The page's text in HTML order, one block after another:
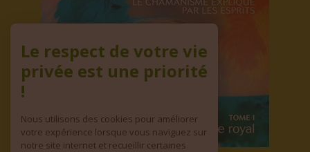
Le respect de votre vie
privée est une priorité
!
Nous utilisons des cookies pour améliorer
votre expérience lorsque vous naviguez sur
notre site internet et recueillir certaines